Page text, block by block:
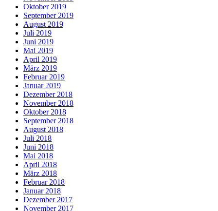
Oktober 2019
September 2019
August 2019
Juli 2019
Juni 2019
Mai 2019
April 2019
März 2019
Februar 2019
Januar 2019
Dezember 2018
November 2018
Oktober 2018
September 2018
August 2018
Juli 2018
Juni 2018
Mai 2018
April 2018
März 2018
Februar 2018
Januar 2018
Dezember 2017
November 2017